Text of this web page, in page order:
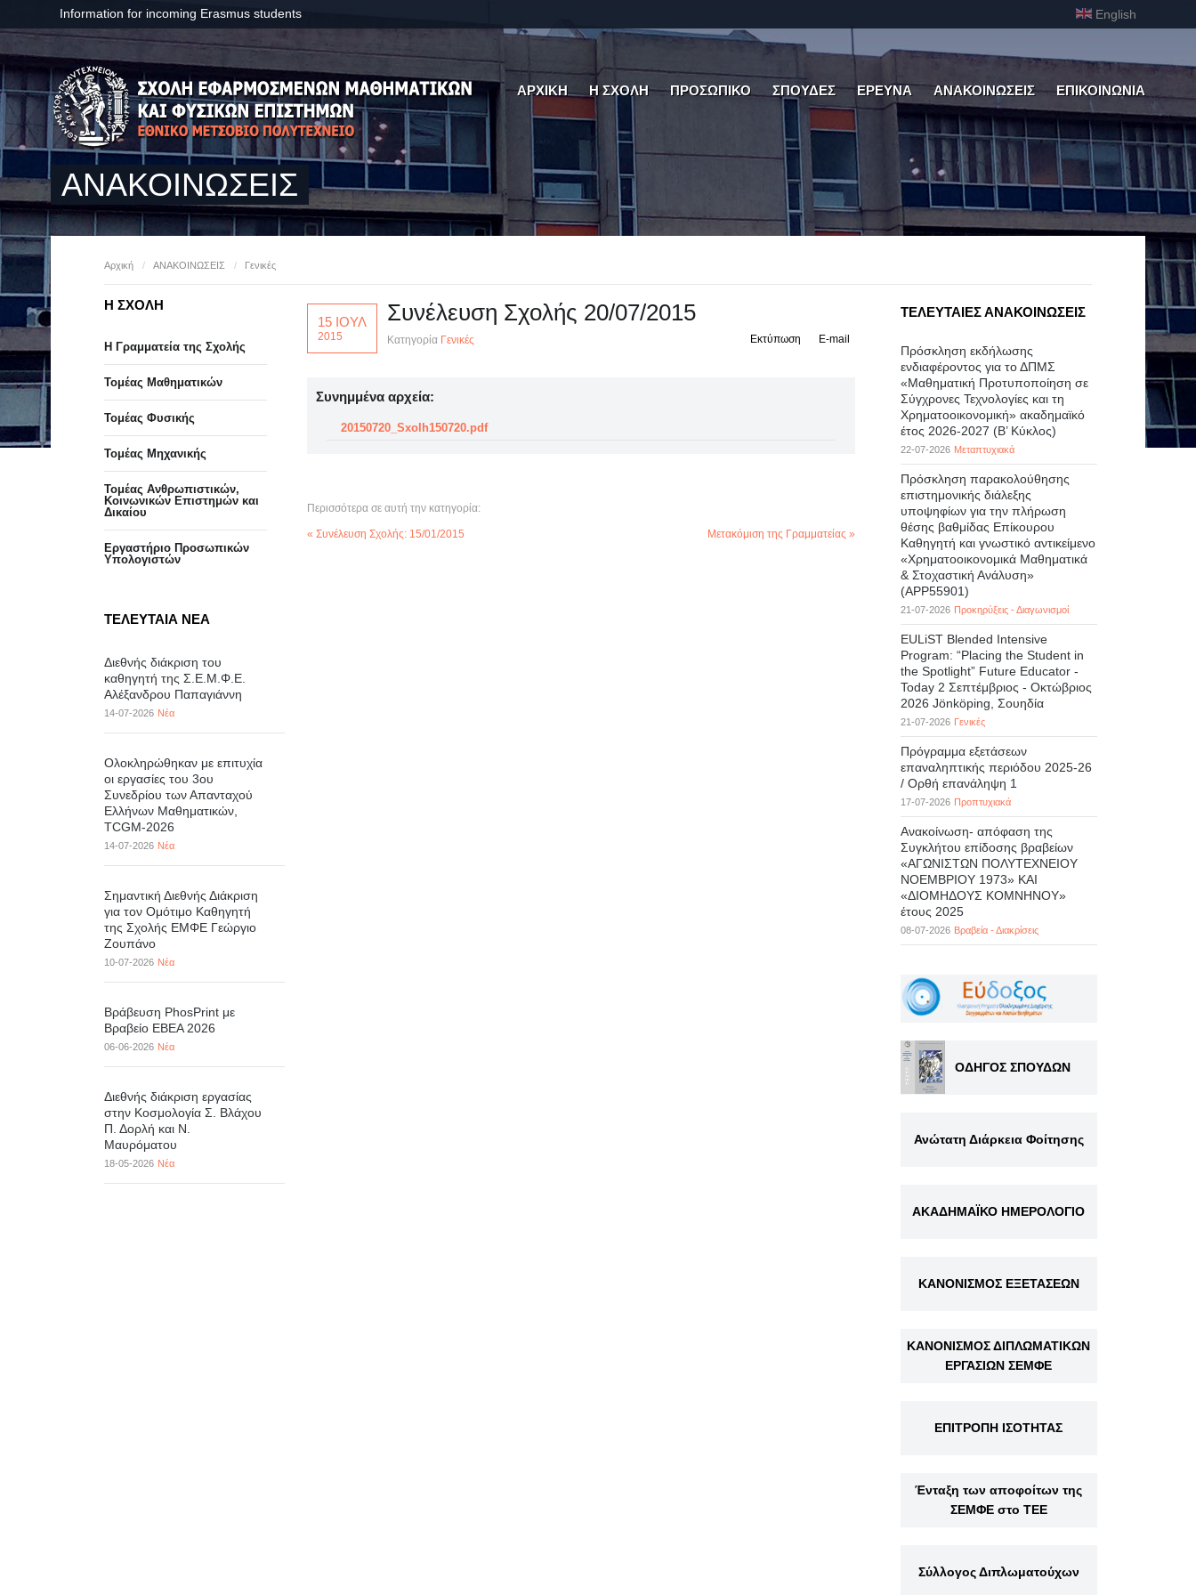
Information for incoming Erasmus students English
ΑΡΧΙΚΗ Η ΣΧΟΛΗ ΠΡΟΣΩΠΙΚΟ ΣΠΟΥΔΕΣ ΕΡΕΥΝΑ ΑΝΑΚΟΙΝΩΣΕΙΣ ΕΠΙΚΟΙΝΩΝΙΑ
ΑΝΑΚΟΙΝΩΣΕΙΣ
Αρχική / ΑΝΑΚΟΙΝΩΣΕΙΣ / Γενικές
15 ΙΟΥΛ
2015
Συνέλευση Σχολής 20/07/2015
Κατηγορία Γενικές E-mail
Εκτύπωση
Συνημμένα αρχεία:
20150720_Sxolh150720.pdf
Περισσότερα σε αυτή την κατηγορία:
« Συνέλευση Σχολής: 15/01/2015 Μετακόμιση της Γραμματείας »
Η ΣΧΟΛΗ
Η Γραμματεία της Σχολής
Τομέας Μαθηματικών
Τομέας Φυσικής
Τομέας Μηχανικής
Τομέας Ανθρωπιστικών,
Κοινωνικών Επιστημών και
Δικαίου
Eργαστήριo Προσωπικών
Υπολογιστών
ΤΕΛΕΥΤΑΙΑ ΝΕΑ
Διεθνής διάκριση του
καθηγητή της Σ.Ε.Μ.Φ.Ε.
Αλέξανδρου Παπαγιάννη
14-07-2026 Νέα
Ολοκληρώθηκαν με επιτυχία
οι εργασίες του 3ου
Συνεδρίου των Απανταχού
Ελλήνων Μαθηματικών,
TCGM-2026
14-07-2026 Νέα
Σημαντική Διεθνής Διάκριση
για τον Ομότιμο Καθηγητή
της Σχολής ΕΜΦΕ Γεώργιο
Ζουπάνο
10-07-2026 Νέα
Βράβευση PhosPrint με
Βραβείο ΕΒΕΑ 2026
06-06-2026 Νέα
Διεθνής διάκριση εργασίας
στην Κοσμολογία Σ. Βλάχου
Π. Δορλή και Ν.
Μαυρόματου
18-05-2026 Νέα
ΤΕΛΕΥΤΑΙΕΣ ΑΝΑΚΟΙΝΩΣΕΙΣ
Πρόσκληση εκδήλωσης
ενδιαφέροντος για το ΔΠΜΣ
«Μαθηματική Προτυποποίηση σε
Σύγχρονες Τεχνολογίες και τη
Χρηματοοικονομική» ακαδημαϊκό
έτος 2026-2027 (B’ Kύκλος)
22-07-2026 Μεταπτυχιακά
Πρόσκληση παρακολούθησης
επιστημονικής διάλεξης
υποψηφίων για την πλήρωση
θέσης βαθμίδας Επίκουρου
Καθηγητή και γνωστικό αντικείμενο
«Χρηματοοικονομικά Μαθηματικά
& Στοχαστική Ανάλυση»
(APP55901)
21-07-2026 Προκηρύξεις - Διαγωνισμοί
EULiST Blended Intensive
Program: “Placing the Student in
the Spotlight” Future Educator -
Today 2 Σεπτέμβριος - Οκτώβριος
2026 Jönköping, Σουηδία
21-07-2026 Γενικές
Πρόγραμμα εξετάσεων
επαναληπτικής περιόδου 2025-26
/ Ορθή επανάληψη 1
17-07-2026 Προπτυχιακά
Ανακοίνωση- απόφαση της
Συγκλήτου επίδοσης βραβείων
«ΑΓΩΝΙΣΤΩΝ ΠΟΛΥΤΕΧΝΕΙΟΥ
ΝΟΕΜΒΡΙΟΥ 1973» ΚΑΙ
«ΔΙΟΜΗΔΟΥΣ ΚΟΜΝΗΝΟΥ»
έτους 2025
08-07-2026 Βραβεία - Διακρίσεις
ΟΔΗΓΟΣ ΣΠΟΥΔΩΝ
Ανώτατη Διάρκεια Φοίτησης
ΑΚΑΔΗΜΑΪΚΟ ΗΜΕΡΟΛΟΓΙΟ
ΚΑΝΟΝΙΣΜΟΣ ΕΞΕΤΑΣΕΩΝ
ΚΑΝΟΝΙΣΜΟΣ ΔΙΠΛΩΜΑΤΙΚΩΝ
ΕΡΓΑΣΙΩΝ ΣΕΜΦΕ
ΕΠΙΤΡΟΠΗ ΙΣΟΤΗΤΑΣ
Ένταξη των αποφοίτων της
ΣΕΜΦΕ στο ΤΕΕ
Σύλλογος Διπλωματούχων